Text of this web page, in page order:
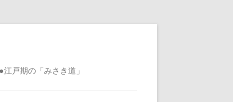
戸期の「みさき道」